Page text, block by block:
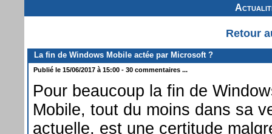
Retour
La fin de Windows Mobile actée par Microsoft ?
Publié le 15/06/2017 à 15:00 - 30 commentaires ...
Pour beaucoup la fin de
Mobile, tout du moins dans sa
actuelle, est une certitude